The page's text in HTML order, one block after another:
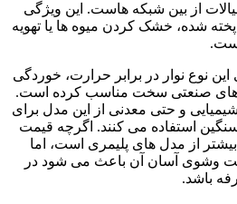
از بین شبکه هاست. این ویژگی
شده، خشک کردن میوه ها یا تهویه
نوع نوار در برابر حرارت، خوردگی
های صنعتی سخت مناسب کرده است.
و حتی معدنی از این مدل برای
سنگین استفاده می کنند. اگرچه قیمت
از مدل های پلیمری است، اما
وشوی آسان آن باعث می شود در
باشد.